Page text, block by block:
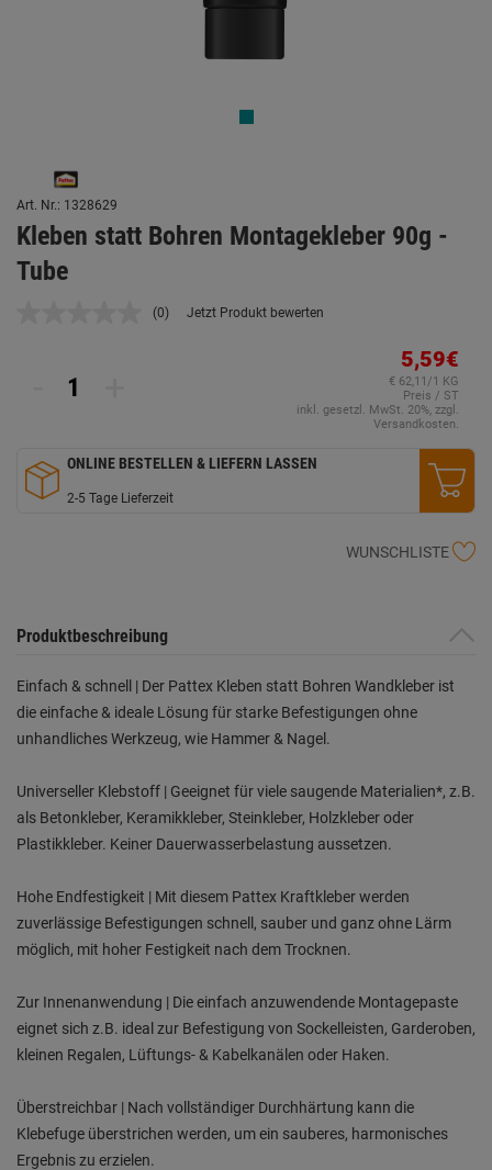
Art. Nr.: 1328629
Kleben statt Bohren Montagekleber 90g -
Tube
Kein
(0) Jetzt Produkt bewerten
5,59€
€ 62,11/1 KG
Preis / ST
inkl. gesetzl. MwSt. 20%, zzgl.
Versandkosten.
ONLINE BESTELLEN & LIEFERN LASSEN
2-5 Tage Lieferzeit
WUNSCHLISTE
Produktbeschreibung
Einfach & schnell | Der Pattex Kleben statt Bohren Wandkleber ist
die einfache & ideale Lösung für starke Befestigungen ohne
unhandliches Werkzeug, wie Hammer & Nagel.
Universeller Klebstoff | Geeignet für viele saugende Materialien*, z.B.
als Betonkleber, Keramikkleber, Steinkleber, Holzkleber oder
Plastikkleber. Keiner Dauerwasserbelastung aussetzen.
Hohe Endfestigkeit | Mit diesem Pattex Kraftkleber werden
zuverlässige Befestigungen schnell, sauber und ganz ohne Lärm
möglich, mit hoher Festigkeit nach dem Trocknen.
Zur Innenanwendung | Die einfach anzuwendende Montagepaste
eignet sich z.B. ideal zur Befestigung von Sockelleisten, Garderoben,
kleinen Regalen, Lüftungs- & Kabelkanälen oder Haken.
Überstreichbar | Nach vollständiger Durchhärtung kann die
Klebefuge überstrichen werden, um ein sauberes, harmonisches
Ergebnis zu erzielen.